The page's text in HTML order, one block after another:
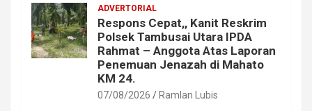
ADVERTORIAL
Respons Cepat,, Kanit Reskrim
Polsek Tambusai Utara IPDA
Rahmat – Anggota Atas Laporan
Penemuan Jenazah di Mahato
KM 24.
07/08/2026 Ramlan Lubis